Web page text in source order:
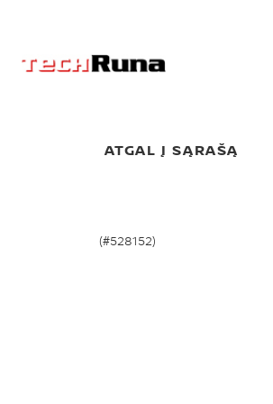
ATGAL Į SĄRAŠĄ
(#528152)